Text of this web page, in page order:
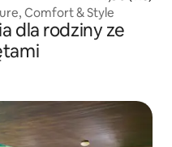
Comfort & Style
dla rodziny ze